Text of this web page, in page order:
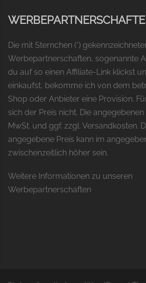
Die mit Sternchen (*)
Werbepartnerschaften, sogenannte
du auf so einen Affiliate-Link klickst
einkaufst, bekomme ich von dem
Shop oder Anbieter eine Provision.
sich der Preis nicht. Die angegebenen
MwSt. und ggf. zzgl. Versandkosten.
angegebene Preis kann im
zwischenzeitlich höher sein.
Weitere Informationen zu unseren
Werbepartnerschaften